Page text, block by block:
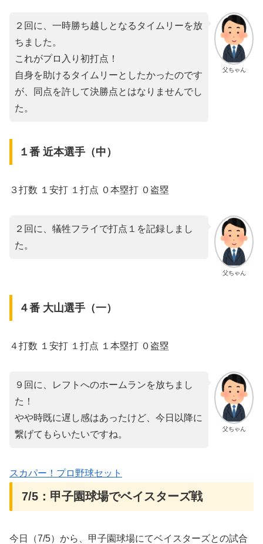
父ちゃん
２回に、一時勝ち越しとなるタイムリーを放
ちました。
これがプロ入り初打点！
自身を助けるタイムリーとしたかったのです
が、同点を許して決勝点とはなりませんでし
た。
１番 近本選手（中）
３打数 １安打 １打点 ０本塁打 ０盗塁
父ちゃん
２回に、犠牲フライで打点１を記録しまし
た。
４番 大山選手（一）
４打数 １安打 １打点 １本塁打 ０盗塁
父ちゃん
９回に、レフトへのホームランを放ちまし
た！
やや時既に遅し感はあったけど、今日以降に
繋げてもらいたいですね。
スカパー！プロ野球セット
7/5：甲子園球場でベイスターズ戦
今日（7/5）から、甲子園球場にてベイスターズとの試合